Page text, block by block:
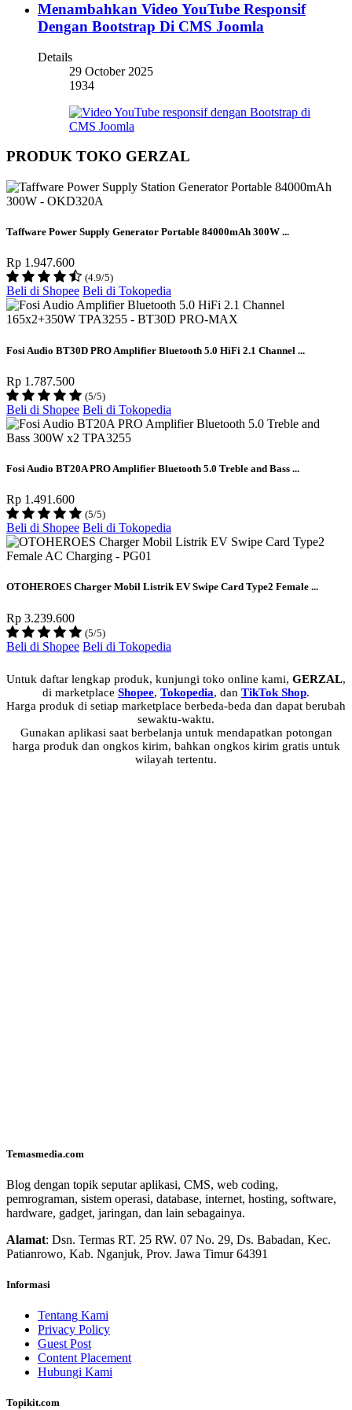
Menambahkan Video YouTube Responsif
Dengan Bootstrap Di CMS Joomla
Details
29 October 2025
1934
PRODUK TOKO GERZAL
Taffware Power Supply Generator Portable 84000mAh 300W ...
Rp 1.947.600
(4.9/5)
Beli di Shopee Beli di Tokopedia
Fosi Audio BT30D PRO Amplifier Bluetooth 5.0 HiFi 2.1 Channel ...
Rp 1.787.500
(5/5)
Beli di Shopee Beli di Tokopedia
Fosi Audio BT20A PRO Amplifier Bluetooth 5.0 Treble and Bass ...
Rp 1.491.600
(5/5)
Beli di Shopee Beli di Tokopedia
OTOHEROES Charger Mobil Listrik EV Swipe Card Type2 Female ...
Rp 3.239.600
(5/5)
Beli di Shopee Beli di Tokopedia
Untuk daftar lengkap produk, kunjungi toko online kami, GERZAL,
di marketplace Shopee, Tokopedia, dan TikTok Shop.
Harga produk di setiap marketplace berbeda-beda dan dapat berubah
sewaktu-waktu.
Gunakan aplikasi saat berbelanja untuk mendapatkan potongan
harga produk dan ongkos kirim, bahkan ongkos kirim gratis untuk
wilayah tertentu.
Temasmedia.com
Blog dengan topik seputar aplikasi, CMS, web coding,
pemrograman, sistem operasi, database, internet, hosting, software,
hardware, gadget, jaringan, dan lain sebagainya.
Alamat: Dsn. Termas RT. 25 RW. 07 No. 29, Ds. Babadan, Kec.
Patianrowo, Kab. Nganjuk, Prov. Jawa Timur 64391
Informasi
Tentang Kami
Privacy Policy
Guest Post
Content Placement
Hubungi Kami
Topikit.com